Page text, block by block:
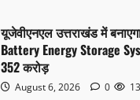
यूजेवीएनएल उत्तराखंड में
Battery Energy Storage
352 करोड़
August 6, 2026 0 13